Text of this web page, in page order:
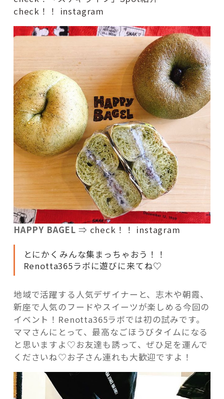
check！！ instagram
HAPPY BAGEL ⇒ check！！ instagram
とにかくみんな集まっちゃおう！！
Renotta365ラボに遊びに来てね♡
地域で活躍する人気デザイナーと、志木や朝霞、
新座で人気のフードやスイーツが楽しめる今回の
イベント！Renotta365ラボでは初の試みです。
ママさんにとって、最高なごほうびタイムになる
と思いますよ♡お友達も誘って、ぜひ足を運んで
くださいね♡お子さん連れも大歓迎ですよ！